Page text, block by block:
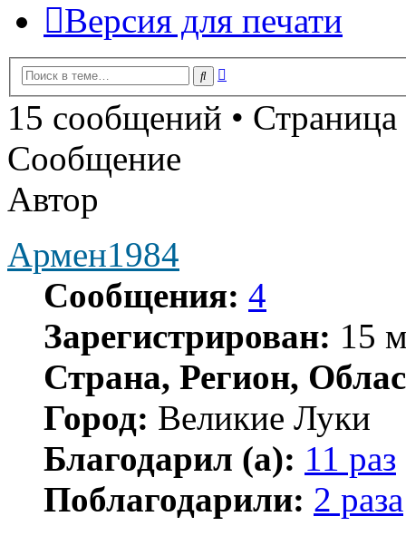
Версия для печати
Поиск
15 сообщений • Страница
Сообщение
Автор
Армен1984
Сообщения: 4
Зарегистрирован: 15
Страна, Регион,
Город: Великие Луки
Благодарил (а): 11 раз
Поблагодарили: 2 раза